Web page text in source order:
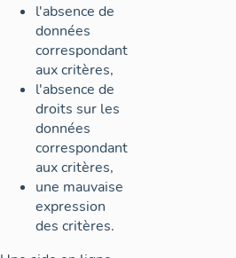
l'absence de
données
correspondant
aux critères,
l'absence de
droits sur les
données
correspondant
aux critères,
une mauvaise
expression
des critères.